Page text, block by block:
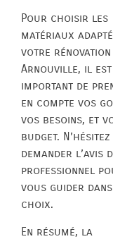
Pour choisir les
matériaux
votre rénovation
Arnouville, il est
important de
en compte vos
vos besoins, et
budget.
demander l’avis
professionnel
vous guider
choix.
En résumé, la